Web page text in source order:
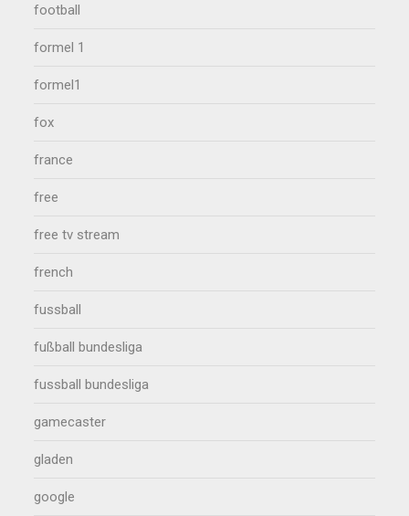
football
formel 1
formel1
fox
france
free
free tv stream
french
fussball
fußball bundesliga
fussball bundesliga
gamecaster
gladen
google